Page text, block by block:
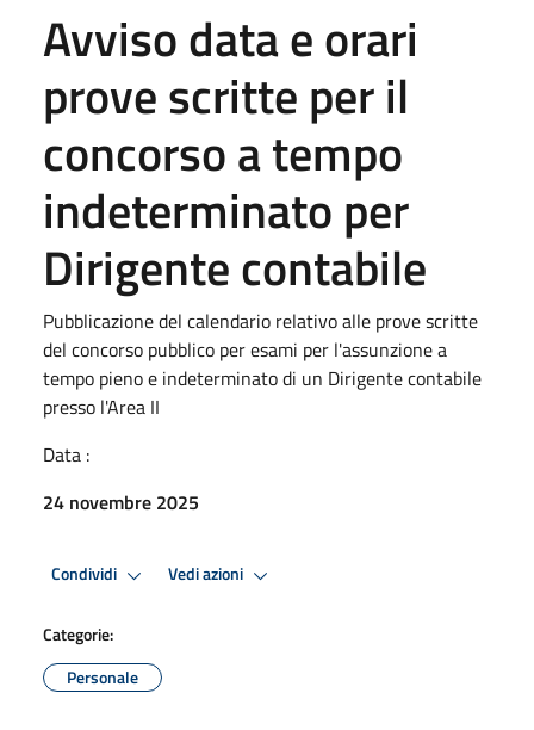
Avviso data e orari
prove scritte per il
concorso a tempo
indeterminato per
Dirigente contabile
Pubblicazione del calendario relativo alle prove scritte
del concorso pubblico per esami per l'assunzione a
tempo pieno e indeterminato di un Dirigente contabile
presso l'Area II
Data :
24 novembre 2025
Condividi Vedi azioni
Categorie:
Personale